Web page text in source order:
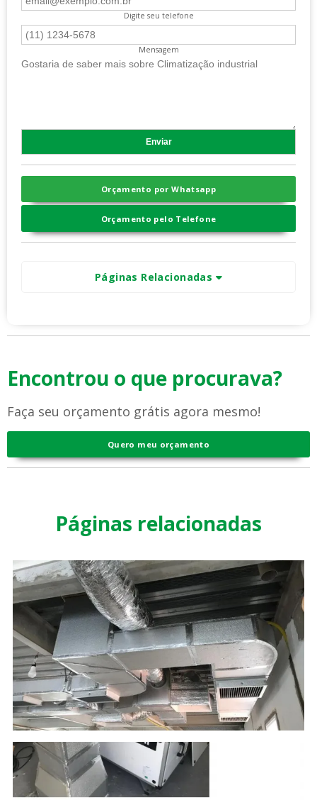
Digite seu telefone
Mensagem
Orçamento por Whatsapp
Orçamento pelo Telefone
Páginas Relacionadas
Encontrou o que procurava?
Faça seu orçamento grátis agora mesmo!
Quero meu orçamento
Páginas relacionadas